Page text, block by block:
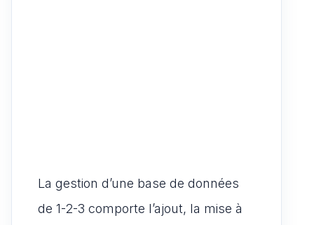
La gestion d’une base de données
de 1-2-3 comporte l’ajout, la mise à